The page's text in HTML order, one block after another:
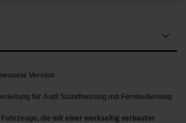
Version
für Audi Standheizung mit Fernbedienung
die mit einer werkseitig verbauter